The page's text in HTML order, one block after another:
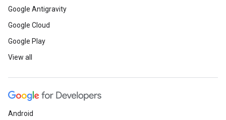
Google Antigravity
Google Cloud
Google Play
View all
Android